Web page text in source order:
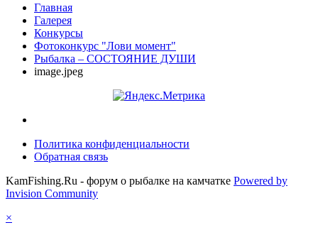
Главная
Галерея
Конкурсы
Фотоконкурс "Лови момент"
Рыбалка – СОСТОЯНИЕ ДУШИ
image.jpeg
Политика конфиденциальности
Обратная связь
KamFishing.Ru - форум о рыбалке на камчатке Powered by
Invision Community
×